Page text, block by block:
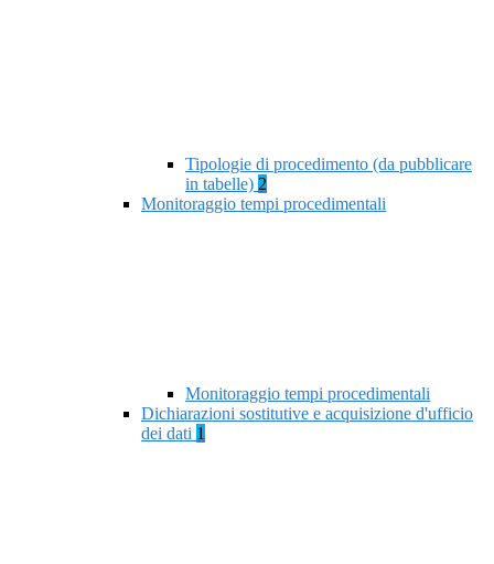
Tipologie di procedimento (da pubblicare
in tabelle) 2
Monitoraggio tempi procedimentali
Monitoraggio tempi procedimentali
Dichiarazioni sostitutive e acquisizione d'ufficio
dei dati 1